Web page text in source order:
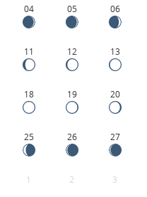
04 05 06
11 12 13
18 19 20
25 26 27
1 2 3